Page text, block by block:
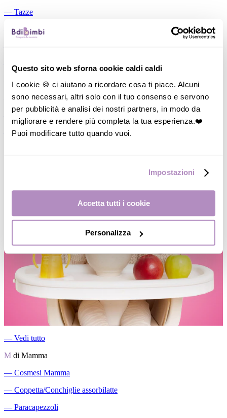
Questo sito web sforna cookie caldi caldi
I cookie 🍪 ci aiutano a ricordare cosa ti piace. Alcuni
sono necessari, altri solo con il tuo consenso e servono
per pubblicità e analisi dei nostri partners, in modo da
migliorare e rendere più completa la tua esperienza.❤️
Puoi modificare tutto quando vuoi.
Impostazioni
Accetta tutti i cookie
Personalizza
―Tazze
―Piatti/Ciotole
―Posate/Cucchiai
―Set pappa
―
Contenitori
―Thermos
― Accessori
―Occhiali da Sole
― Vedi tutto
M di Mamma
― Cosmesi Mamma
― Coppetta/Conchiglie assorbilatte
― Paracapezzoli